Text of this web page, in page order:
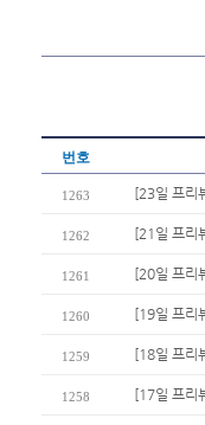
번호
1263 [23일 프리
1262 [21일 프리
1261 [20일 프리
1260 [19일 프리
1259 [18일 프리
1258 [17일 프리